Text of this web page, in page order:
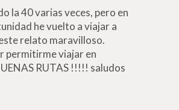
la 40 varias veces, pero en
he vuelto a viajar a
relato maravilloso.
permitirme viajar en
RUTAS !!!!! saludos